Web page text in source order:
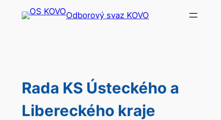
Přeskočit
Odborový svaz KOVO
Rada KS Ústeckého a
Libereckého kraje